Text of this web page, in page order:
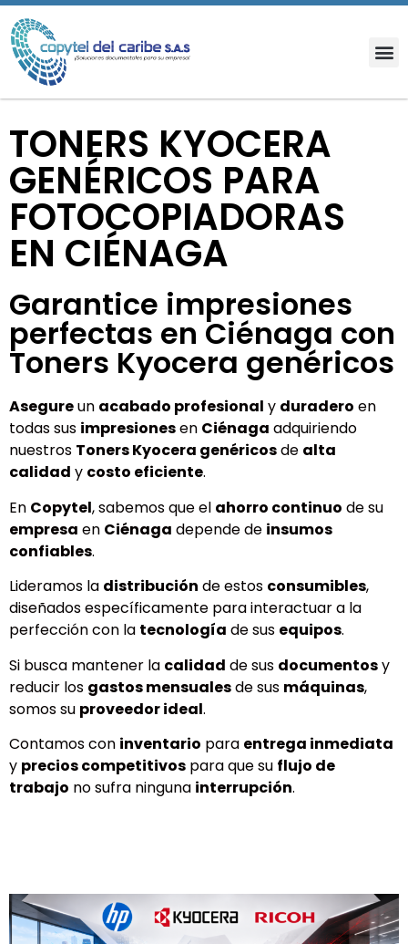
TONERS KYOCERA
GENÉRICOS PARA
FOTOCOPIADORAS
EN CIÉNAGA
Garantice impresiones
perfectas en Ciénaga con
Toners Kyocera genéricos
Asegureun acabado profesional y duradero en
todas sus impresionesen Ciénaga adquiriendo
nuestros Toners Kyocera genéricosde alta
calidad y costo eficiente.
En Copytel, sabemos que el ahorro continuo de su
empresa en Ciénaga depende de insumos
confiables.
Lideramos la distribución de estos consumibles,
diseñados específicamente para interactuar a la
perfección con la tecnología de sus equipos.
Si busca mantener la calidad de sus documentosy
reducir los gastos mensualesde sus máquinas,
somos su proveedor ideal.
Contamos con inventario para entrega inmediata
y precios competitivos para que su flujo de
trabajo no sufra ninguna interrupción.